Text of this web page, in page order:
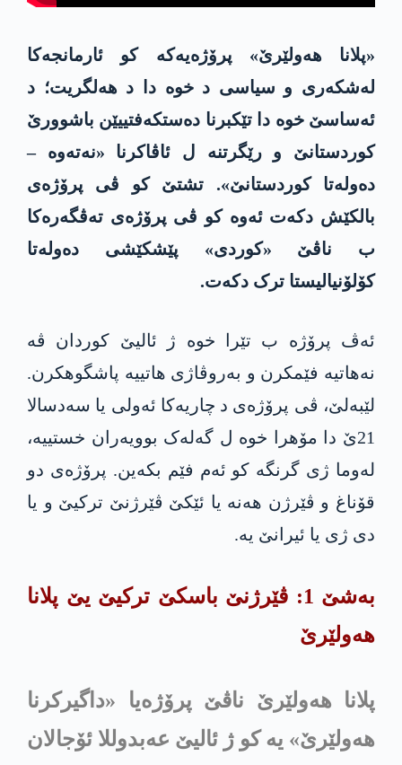
«پلانا هەولێرێ» پرۆژەیەکە کو ئارمانجەکا
لەشکەری و سیاسی د خوە دا د هه‌لگریت؛ د
ئەساسێ خوە دا تێکبرنا دەستکەفتییێن باشوورێ
کوردستانێ و رێگرتنه‌ ل ئاڤاکرنا «نەتەوه‌ –
دەولەتا کوردستانێ». تشتێ کو ڤی پرۆژەی
بالکێش دکەت ئەوە کو ڤی پرۆژەی تەڤگەرەکا
ب ناڤێ «کوردی» پێشکێشی ده‌وله‌تا
کۆلۆنیالیستا ترک دکەت.
ئەڤ پرۆژە ب تێرا خوە ژ ئالیێ کوردان ڤە
نەهاتیە فێمکرن و بەروڤاژی هاتییە پاشگوهکرن.
لێبەلێ، ڤی پرۆژەی د چاریەکا ئەولی یا سەدسالا
21ێ دا مۆهرا خوە ل گەلەک بوویەران خستییە،
له‌وما ژی گرنگە کو ئەم فێم بكه‌ین. پرۆژەی دو
قۆناغ و ڤێرژن هه‌نه‌ یا ئێكێ ڤێرژنێ تركیێ و یا
دی ژی یا ئیرانێ یه‌.
بەشێ 1: ڤێرژنێ باسکێ ترکیێ یێ پلانا
هەولێرێ
پلانا هەولێرێ ناڤێ پرۆژەیا «داگیرکرنا
هەولێرێ» یە کو ژ ئالیێ عه‌بدوللا ئۆجالان